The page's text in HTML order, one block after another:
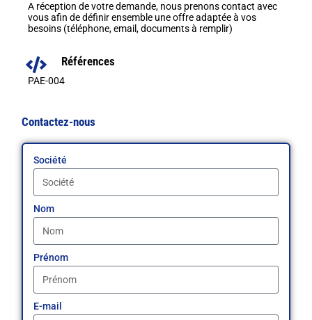
A réception de votre demande, nous prenons contact avec
vous afin de définir ensemble une offre adaptée à vos
besoins (téléphone, email, documents à remplir)
Références
PAE-004
Contactez-nous
Société
Nom
Prénom
E-mail